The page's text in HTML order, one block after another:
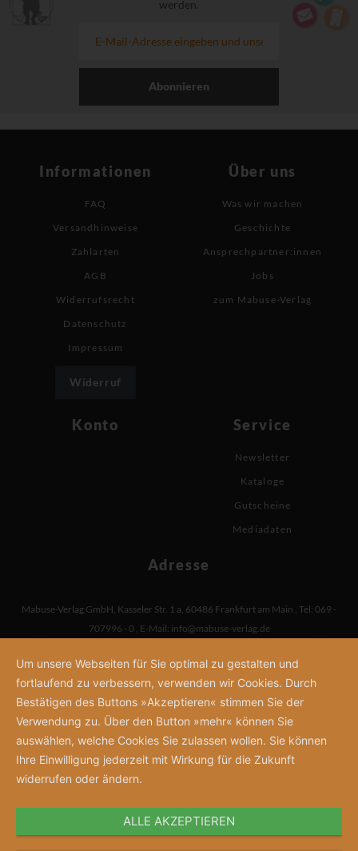
werden.
Abonnieren
Informationen
FAQ
Versandhinweise
Zahlarten
AGB
Widerrufsrecht
Datenschutz
Impressum
Widerruf
Über uns
Was wir machen
Geschichte
Ansprechpartner:innen
Jobs
zum Mabuse-Verlag
Konto Service
Newsletter
Kataloge
Gutscheine
Mediadaten
Adresse
Mabuse-Verlag GmbH Kasseler Str. 1 a 60486 Frankfurt am Main Tel: 069 -
707996 - 0 E-Mail: info@mabuse-verlag.de
Um unsere Webseiten für Sie optimal zu gestalten und
fortlaufend zu verbessern, verwenden wir Cookies. Durch
Bestätigen des Buttons »Akzeptieren« stimmen Sie der
Verwendung zu. Über den Button »mehr« können Sie
auswählen, welche Cookies Sie zulassen wollen. Sie können
Ihre Einwilligung jederzeit mit Wirkung für die Zukunft
widerrufen oder ändern.
ALLE AKZEPTIEREN